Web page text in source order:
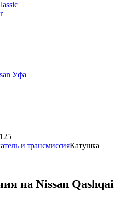
Уфа
и трансмиссияКатушка
на Nissan Qashqai